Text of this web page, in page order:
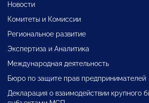
Новости
Комитеты и Комиссии
Региональное развитие
Экспертиза и Аналитика
Международная деятельность
Бюро по защите прав предпринимателей
Декларация о взаимодействии крупного